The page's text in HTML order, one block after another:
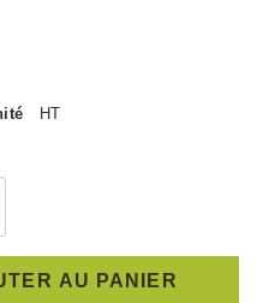
HT
AU PANIER